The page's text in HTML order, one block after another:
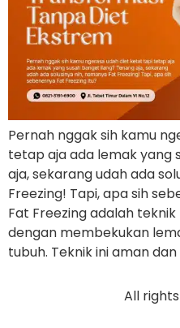
Pernah nggak sih kamu
tetap aja ada lemak yang
aja, sekarang udah ada
Freezing! Tapi, apa sih
Fat Freezing adalah
dengan membekukan
tubuh. Teknik ini aman
All